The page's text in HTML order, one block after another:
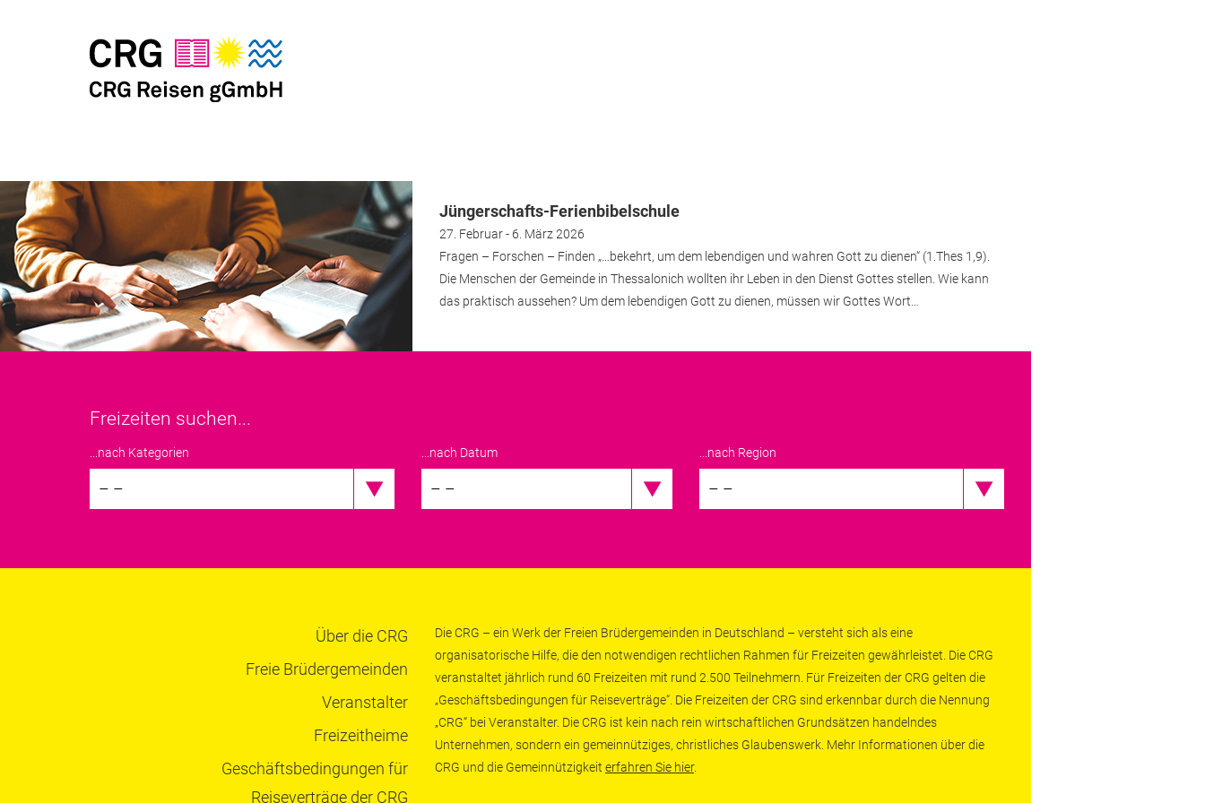
Jüngerschafts-Ferienbibelschule
27. Februar - 6. März 2026
Fragen – Forschen – Finden „…bekehrt, um dem lebendigen und wahren Gott zu dienen“ (1.Thes 1,9).
Die Menschen der Gemeinde in Thessalonich wollten ihr Leben in den Dienst Gottes stellen. Wie kann
das praktisch aussehen? Um dem lebendigen Gott zu dienen, müssen wir Gottes Wort…
Freizeiten suchen...
...nach Kategorien
– –
...nach Datum
– –
...nach Region
– –
Über die CRG
Freie Brüdergemeinden
Veranstalter
Freizeitheime
Geschäftsbedingungen für
Reiseverträge der CRG
Die CRG – ein Werk der Freien Brüdergemeinden in Deutschland – versteht sich als eine
organisatorische Hilfe, die den notwendigen rechtlichen Rahmen für Freizeiten gewährleistet. Die CRG
veranstaltet jährlich rund 60 Freizeiten mit rund 2.500 Teilnehmern. Für Freizeiten der CRG gelten die
„Geschäftsbedingungen für Reiseverträge“. Die Freizeiten der CRG sind erkennbar durch die Nennung
„CRG“ bei Veranstalter. Die CRG ist kein nach rein wirtschaftlichen Grundsätzen handelndes
Unternehmen, sondern ein gemeinnütziges, christliches Glaubenswerk. Mehr Informationen über die
CRG und die Gemeinnützigkeit erfahren Sie hier.